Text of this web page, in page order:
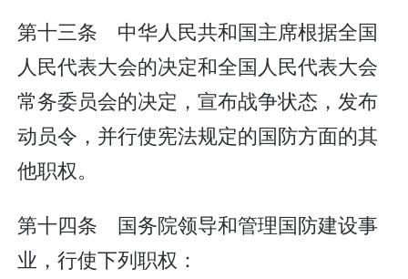
第十三条 中华人民共和国主席根据全国
人民代表大会的决定和全国人民代表大会
常务委员会的决定，宣布战争状态，发布
动员令，并行使宪法规定的国防方面的其
他职权。
第十四条 国务院领导和管理国防建设事
业，行使下列职权：